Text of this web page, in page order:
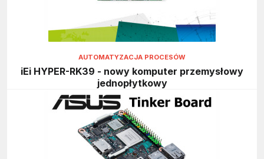
AUTOMATYZACJA PROCESÓW
iEi HYPER-RK39 - nowy komputer przemysłowy
jednopłytkowy